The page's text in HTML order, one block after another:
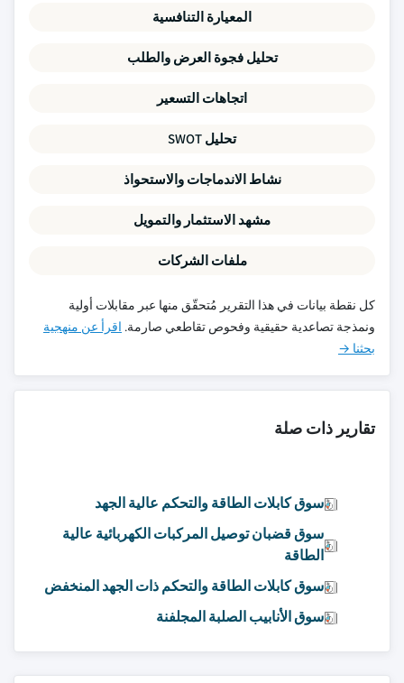
المعيارة التنافسية
تحليل فجوة العرض والطلب
اتجاهات التسعير
تحليل SWOT
نشاط الاندماجات والاستحواذ
مشهد الاستثمار والتمويل
ملفات الشركات
كل نقطة بيانات في هذا التقرير مُتحقّق منها عبر مقابلات أولية
ونمذجة تصاعدية حقيقية وفحوص تقاطعي صارمة. اقرأ عن منهجية
بحثنا →
تقارير ذات صلة
سوق كابلات الطاقة والتحكم عالية الجهد
سوق قضبان توصيل المركبات الكهربائية عالية
الطاقة
سوق كابلات الطاقة والتحكم ذات الجهد المنخفض
سوق الأنابيب الصلبة المجلفنة